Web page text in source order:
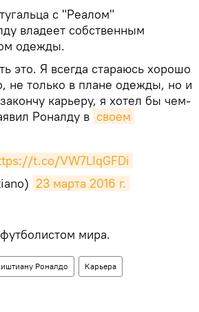
с "Реалом"
владеет собственным
одежды.
это. Я всегда стараюсь хорошо
не только в плане одежды, но и
карьеру, я хотел бы чем-
Роналду в своем
t.co/VW7LIqGFDi
23 марта 2016 г.
мира.
Роналдо Карьера